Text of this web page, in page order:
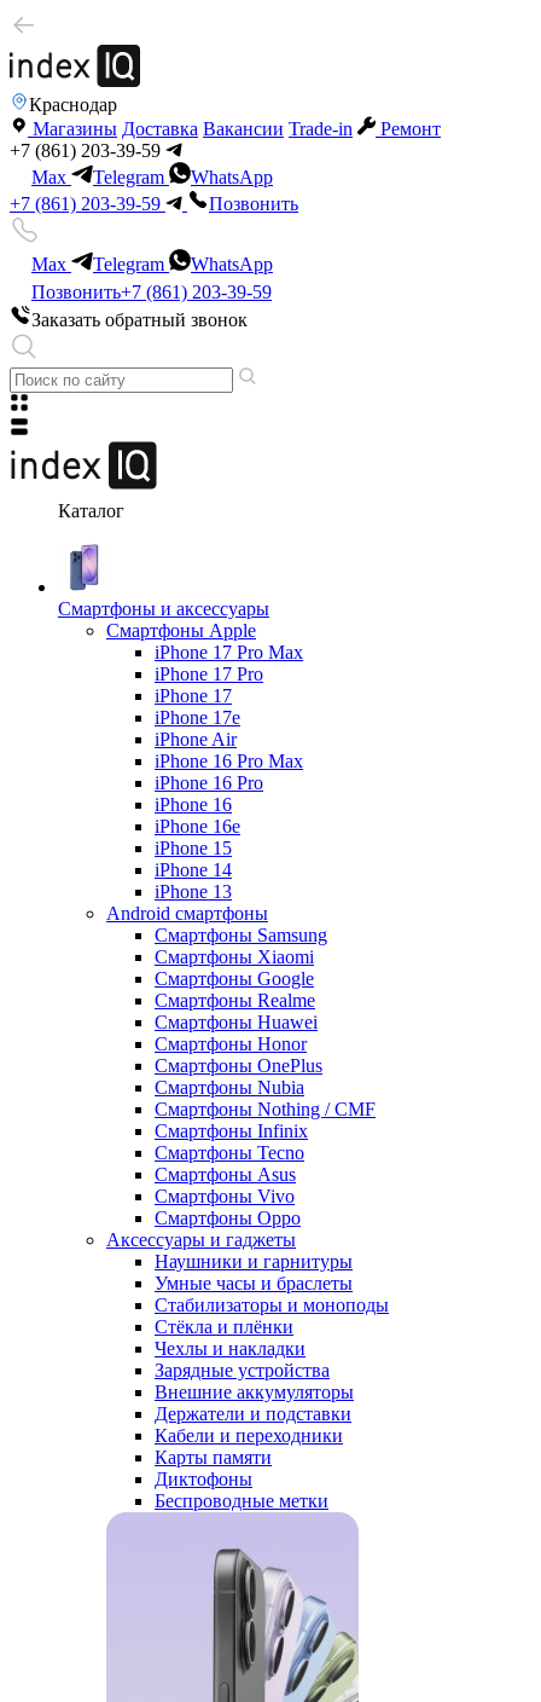
Краснодар
Магазины Доставка Вакансии Trade-in
Ремонт
+7 (861) 203-39-59
Max
Telegram
WhatsApp
+7 (861) 203-39-59
Позвонить
Max Telegram
WhatsApp
Позвонить+7 (861) 203-39-59
Заказать обратный звонок
Каталог
Смартфоны и аксессуары
Смартфоны Apple
iPhone 17 Pro Max
iPhone 17 Pro
iPhone 17
iPhone 17e
iPhone Air
iPhone 16 Pro Max
iPhone 16 Pro
iPhone 16
iPhone 16e
iPhone 15
iPhone 14
iPhone 13
Android cмартфоны
Смартфоны Samsung
Смартфоны Xiaomi
Смартфоны Google
Смартфоны Realme
Смартфоны Huawei
Смартфоны Honor
Смартфоны OnePlus
Смартфоны Nubia
Смартфоны Nothing / CMF
Смартфоны Infinix
Смартфоны Tecno
Смартфоны Asus
Смартфоны Vivo
Смартфоны Oppo
Аксессуары и гаджеты
Наушники и гарнитуры
Умные часы и браслеты
Стабилизаторы и моноподы
Стёкла и плёнки
Чехлы и накладки
Зарядные устройства
Внешние аккумуляторы
Держатели и подставки
Кабели и переходники
Карты памяти
Диктофоны
Беспроводные метки